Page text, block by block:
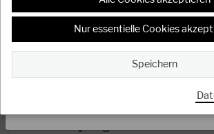
Nur essentielle Cookies
Speichern
Herzlichen Glückwunsch an das
OSS
Das Präsidium